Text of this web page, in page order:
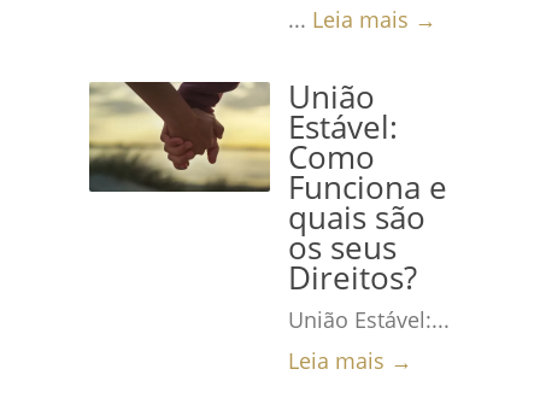
... Leia mais →
União
Estável:
Como
Funciona e
quais são
os seus
Direitos?
União Estável:...
Leia mais →